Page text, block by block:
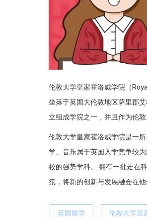
伦敦大学皇家霍洛威学院（
坐落于英国大伦敦地区萨里郡
立组成学院之一，并且作为伦
伦敦大学皇家霍洛威学院是一
学、音乐属于英国入学竞争较
校的强势学科。 拥有一批走在
氛，将新的创新与发展融会在
英国留学 伦敦大学皇